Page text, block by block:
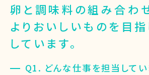
卵と調味料の組み合わ
よりおいしいものを目
しています。
Q1. どんな仕事を担当してい